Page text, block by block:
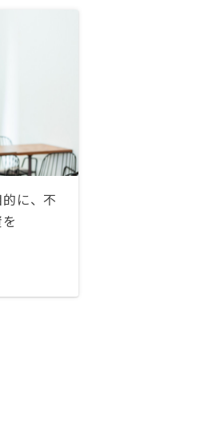
に、不